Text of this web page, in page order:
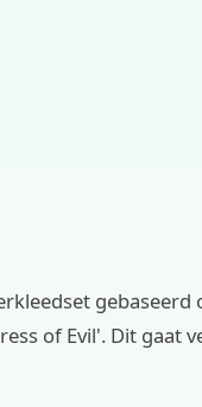
gebaseerd
of Evil'. Dit gaat